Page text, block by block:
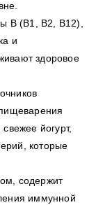
В (В1, В2, В12),
и
здоровое
йогурт,
которые
содержит
иммунной